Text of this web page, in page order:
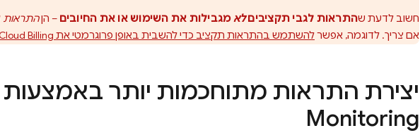
חשוב לדעת שהתראות לגבי תקציביםלאמגבילות את השימוש או את החיובים – הןהתראות
אם צריך. לדוגמה, אפשרלהשתמש בהתראות תקציב כדי להשבית באופן פרוגרמטי את Billing
יצירת התראות מתוחכמות יותר באמצעות
Monitoring